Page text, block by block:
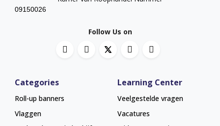
09150026
Follow Us on
Categories
Roll-up banners
Vlaggen
Learning Center
Veelgestelde vragen
Vacatures